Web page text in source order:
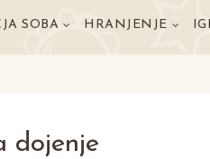
SOBA HRANJENJE
dojenje